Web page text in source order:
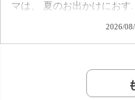
マは、 夏のお出かけにおす
ーンをイメージしながら、
おすすめのコーディネート
2026/